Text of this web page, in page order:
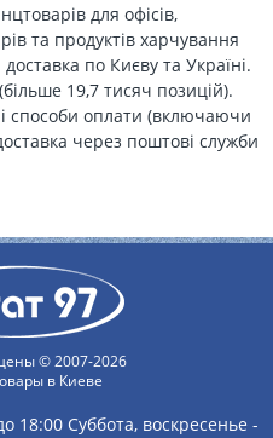
для офісів,
та продуктів харчування
по Києву та Україні.
19,7 тисяч позицій).
способи оплати (включаючи
через поштові служби
© 2007-2026
в Киеве
18:00Суббота, воскресенье -